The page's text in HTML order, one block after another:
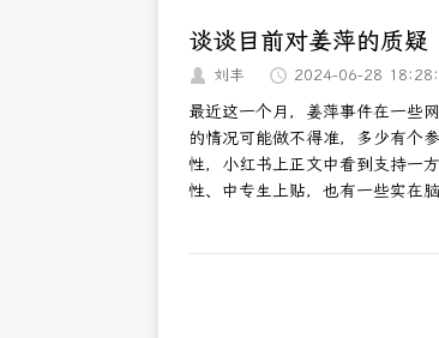
谈谈目前对姜萍的质疑
刘丰 2024-06-28
最近这一个月，姜萍事件在一些
的情况可能做不得准，多少有个
性，小红书上正文中看到支持一
性、中专生上贴，也有一些实在